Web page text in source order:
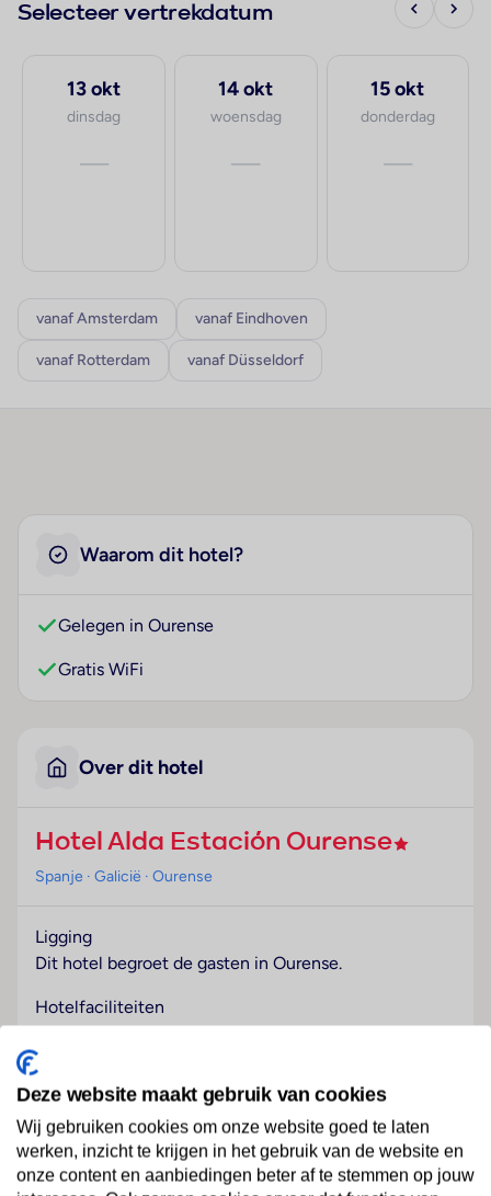
Selecteer vertrekdatum
13 okt
dinsdag
—
14 okt
woensdag
—
15 okt
donderdag
—
vanaf Amsterdam vanaf Eindhoven
vanaf Rotterdam vanaf Düsseldorf
Waarom dit hotel?
Gelegen in Ourense
Gratis WiFi
Over dit hotel
Hotel Alda Estación Ourense
Spanje · Galicië · Ourense
Ligging
Dit hotel begroet de gasten in Ourense.
Hotelfaciliteiten
alle vragen behulpzaam. Verschillende faciliteiten en
diensten – zoals een bagagedepot, een tv-ruimte,
een wasservice, een conferentieruimte, een
banketzaal, een muntwasserette en een rookmelder –
behoren tot de aangeboden voorzieningen. In de
openbare ruimtes is Wi-Fi verkrijgbaar. De tourdesk
Deze website maakt gebruik van cookies
Wij gebruiken cookies om onze website goed te laten
werken, inzicht te krijgen in het gebruik van de website en
onze content en aanbiedingen beter af te stemmen op jouw